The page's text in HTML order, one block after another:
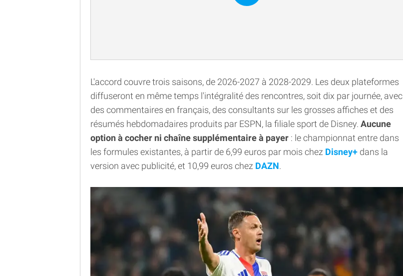
L'accord couvre trois saisons, de 2026-2027 à 2028-2029. Les deux plateformes
diffuseront en même temps l'intégralité des rencontres, soit dix par journée, avec
des commentaires en français, des consultants sur les grosses affiches et des
résumés hebdomadaires produits par ESPN, la filiale sport de Disney. Aucune
option à cocher ni chaîne supplémentaire à payer : le championnat entre dans
les formules existantes, à partir de 6,99 euros par mois chez Disney+ dans la
version avec publicité, et 10,99 euros chez DAZN.